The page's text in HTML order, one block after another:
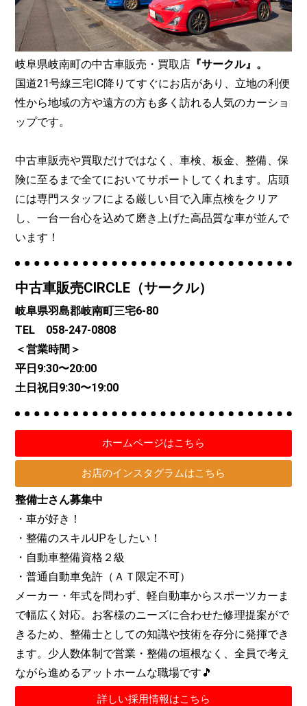
岐阜県岐南町の中古車販売・買取店 『サークル』。
国道21号線三宅IC降りてすぐにお店があり、立地の利便
性から地域の方や遠方の方も多く訪れる人気のカーショ
ップです。
中古車販売や買取だけではなく、車検、板金、整備、保
険に至るまで全てにおいてサポートしてくれます。店頭
には専門スタッフによる厳しい目で入庫点検をクリア
し、一台一台心を込めて磨き上げた高品質な車が並んで
います！
中古車販売CIRCLE（サークル）
岐阜県羽島郡岐南町三宅6-80
TEL 058-247-0808
＜営業時間＞
平日9:30〜20:00
土日祝日9:30〜19:00
ホームページはこちら
お店のインスタグラムはこちら
整備士さん募集中
・車が好き！
・整備のスキルUPをしたい！
・自動車整備資格２級
・普通自動車免許（ＡＴ限定不可）
メーカー・年式を問わず、軽自動車からスポーツカーま
で幅広く対応。お客様のニーズに合わせた修理提案がで
きるため、整備士としての知識や技術を存分に発揮でき
ます。少人数体制で営業・整備の垣根なく、全員で考え
ながら進めるアットホームな職場です🎵
詳しい採用情報はこちら